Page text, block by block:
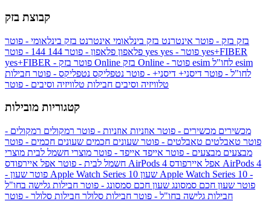
קבוצת בזק
בזק בזק - פוטר אינטרנט בזק בינלאומי אינטרנט בזק בינלאומי - פוטר
פלאפון פלאפון - פוטר 144 yes
yes+FIBER
yes+FIBER - פוטר בזק Online
esim
לחו"ל - פוטר דיסני+ דיסני+ - פוטר נטפליקס נטפליקס - פוטר חבילות
טלוויזיה וסיבים חבילות טלוויזיה וסיבים - פוטר
קטגוריות מובילות
מכשירים מכשירים - פוטר אוזניות אוזניות - פוטר רמקולים רמקולים -
פוטר טאבלטים טאבלטים - פוטר שעונים חכמים שעונים חכמים - פוטר
מבצעים מבצעים - פוטר אייפד אייפד - פוטר מוצרי חשמל לבית מוצרי
חשמל לבית - פוטר אפל איירפודס AirPods 4 אפל איירפודס AirPods 4
- פוטר שעון Apple Watch Series 10 שעון Apple Watch Series 10 -
פוטר שעון חכם סמסונג שעון חכם סמסונג - פוטר חבילות גלישה בחו"ל
חבילות גלישה בחו"ל - פוטר חבילות סלולר חבילות סלולר - פוטר